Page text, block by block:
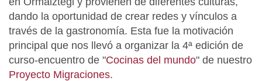
dando la oportunidad de crear redes y vínculos a
través de la gastronomía. Esta fue la motivación
principal que nos llevó a organizar la 4ª edición de
curso-encuentro de "Cocinas del mundo" de nuestro
Proyecto Migraciones.